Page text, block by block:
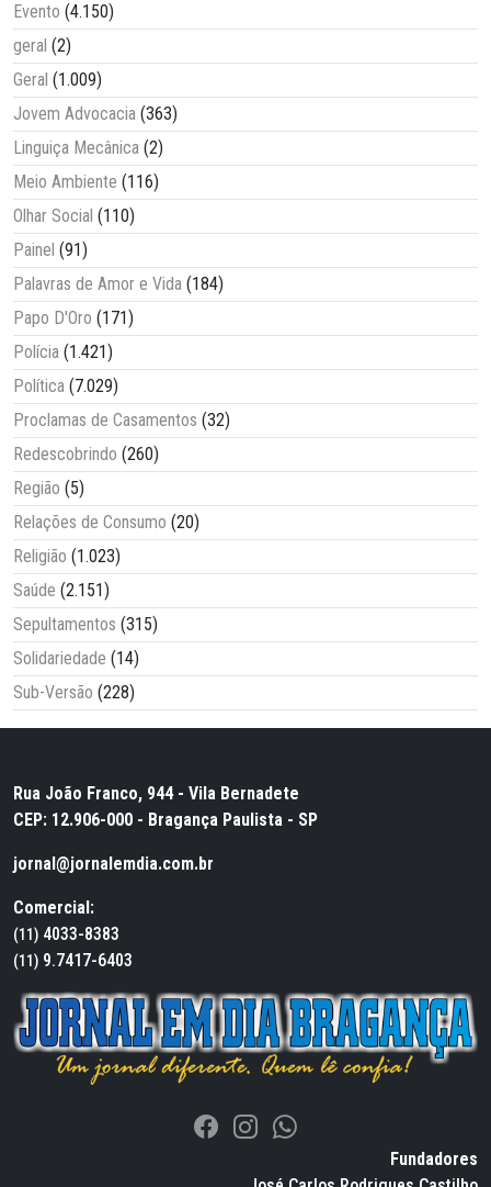
Evento (4.150)
geral (2)
Geral (1.009)
Jovem Advocacia (363)
Linguiça Mecânica (2)
Meio Ambiente (116)
Olhar Social (110)
Painel (91)
Palavras de Amor e Vida (184)
Papo D'Oro (171)
Polícia (1.421)
Política (7.029)
Proclamas de Casamentos (32)
Redescobrindo (260)
Região (5)
Relações de Consumo (20)
Religião (1.023)
Saúde (2.151)
Sepultamentos (315)
Solidariedade (14)
Sub-Versão (228)
Rua João Franco, 944 - Vila Bernadete
CEP: 12.906-000 - Bragança Paulista - SP
jornal@jornalemdia.com.br
Comercial:
(11) 4033-8383
(11) 9.7417-6403
Fundadores